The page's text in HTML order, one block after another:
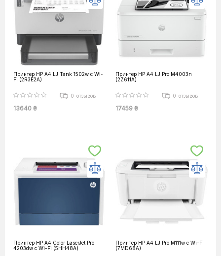
Принтер HP А4 LJ Tank 1502w c Wi-
Fi (2R3E2A)
0 отзывов
13640 ₴
Принтер HP А4 LJ Pro M4003n
(2Z611A)
0 отзывов
17459 ₴
Принтер HP А4 Color LaserJet Pro
4203dw c Wi-Fi (5HH48A)
Принтер HP А4 LJ Pro M111w с Wi-Fi
(7MD68A)